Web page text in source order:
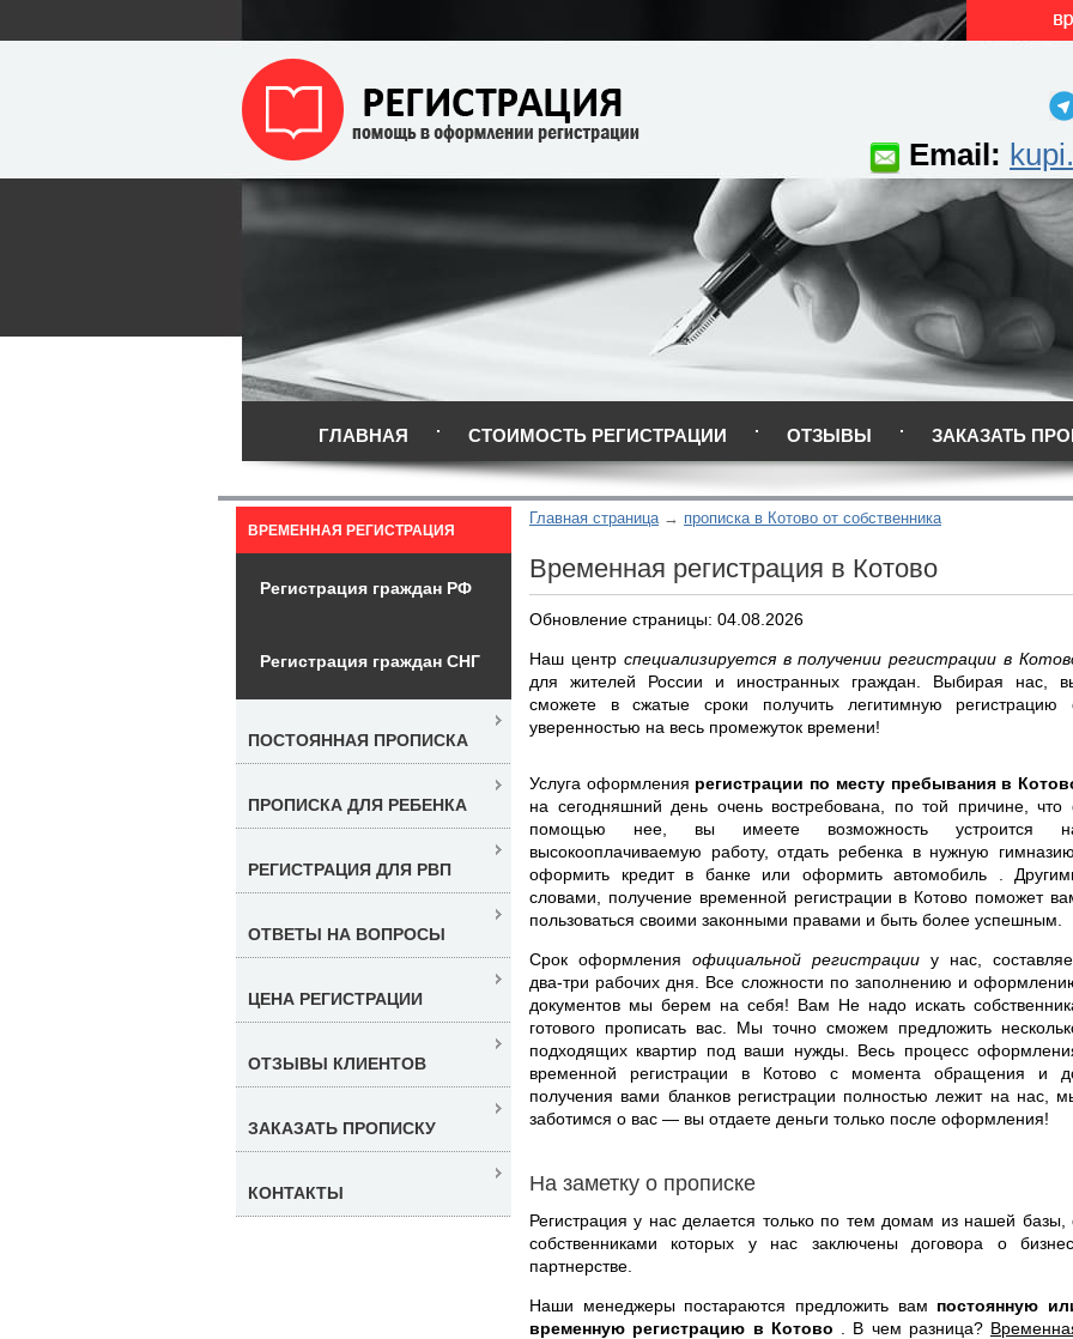
Email:
ГЛАВНАЯ СТОИМОСТЬ РЕГИСТРАЦИИ ОТЗЫВЫ ЗАКАЗАТЬ
Главная страница прописка в Котово от собственника
Временная регистрация в Котово
Обновление страницы: 04.08.2026
Наш центр специализируется в получении регистрации в
для жителей России и иностранных граждан. Выбирая нас,
сможете в сжатые сроки получить легитимную регистрацию
уверенностью на весь промежуток времени!
Услуга оформления регистрации по месту пребывания в
на сегодняшний день очень востребована, по той причине, что
помощью нее, вы имеете возможность устроится
высокооплачиваемую работу, отдать ребенка в нужную гимназию,
оформить кредит в банке или оформить автомобиль .
словами, получение временной регистрации в Котово поможет
пользоваться своими законными правами и быть более успешным.
Срок оформления официальной регистрации у нас,
два-три рабочих дня. Все сложности по заполнению и
документов мы берем на себя! Вам Не надо искать
готового прописать вас. Мы точно сможем предложить
подходящих квартир под ваши нужды. Весь процесс
временной регистрации в Котово с момента обращения и
получения вами бланков регистрации полностью лежит на нас,
заботимся о вас — вы отдаете деньги только после оформления!
На заметку о прописке
Регистрация у нас делается только по тем домам из нашей базы,
собственниками которых у нас заключены договора о
партнерстве.
Наши менеджеры постараются предложить вам постоянную
временную регистрацию в Котово
. В чем разница?
ВРЕМЕННАЯ РЕГИСТРАЦИЯ
Регистрация граждан РФ
Регистрация граждан СНГ
ПОСТОЯННАЯ ПРОПИСКА
ПРОПИСКА ДЛЯ РЕБЕНКА
РЕГИСТРАЦИЯ ДЛЯ РВП
ОТВЕТЫ НА ВОПРОСЫ
ЦЕНА РЕГИСТРАЦИИ
ОТЗЫВЫ КЛИЕНТОВ
ЗАКАЗАТЬ ПРОПИСКУ
КОНТАКТЫ